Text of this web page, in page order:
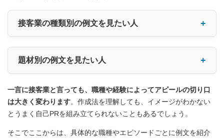
接客業の種類別の例文を見たい人
題材別の例文を見たい人
一言に接客業と言っても、職種や経験によってアピールの切り口
は大きく変わります。作成法を理解しても、イメージがわかない
とうまく自己PRを組み立てられないこともあるでしょう。
そこでここからは、具体的な職種やエピソードごとに例文を紹介